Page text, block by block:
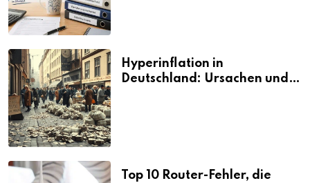
Hyperinflation in
Deutschland: Ursachen und
Top 10 Router-Fehler, die